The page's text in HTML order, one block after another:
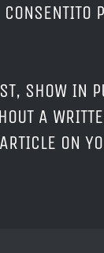
SHOW IN
A
ON